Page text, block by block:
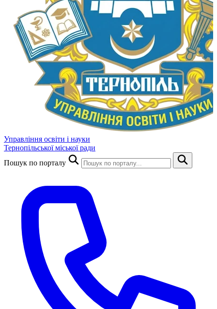
Управління освіти і науки
Тернопільської міської ради
Пошук по порталу